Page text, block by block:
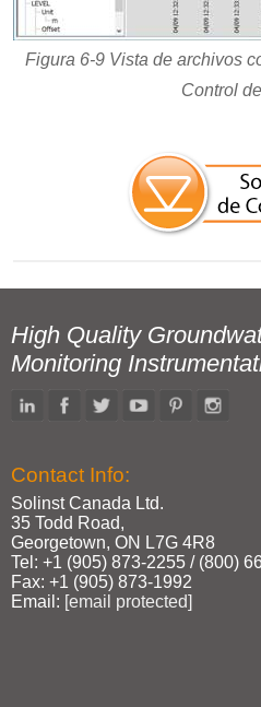
Figura 6-9 Vista de archivos
Control
High Quality
Monitoring
Contact Info:
Solinst Canada Ltd.
35 Todd Road,
Georgetown, ON L7G 4R8
Tel: +1 (905) 873‑2255 / (800)
Fax: +1 (905) 873‑1992
Email: [email protected]